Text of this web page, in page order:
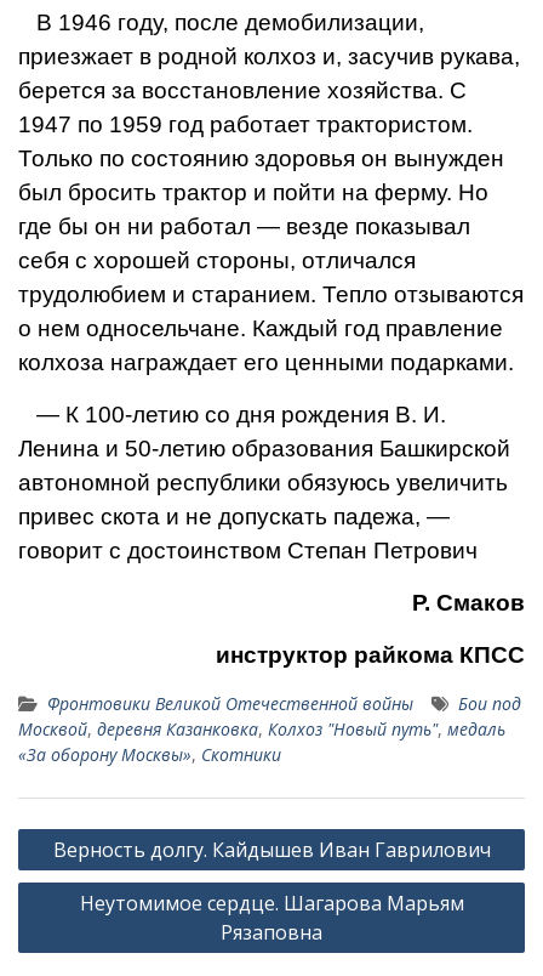
В 1946 году, после демобили­зации,
приезжает в родной кол­хоз и, засучив рукава,
берется за восстановление хозяйства. С
1947 по 1959 год работает трактористом.
Только по со­стоянию здоровья он вынужден
был бросить трактор и пойти на ферму. Но
где бы он ни рабо­тал — везде показывал
себя с хо­рошей стороны, отличался
трудолюбием и старанием. Теп­ло отзываются
о нем одно­сельчане. Каждый год правление
колхоза награждает его ценными подарками.
— К 100-летию со дня рож­дения В. И.
Ленина и 50-летию образования Башкирской
авто­номной республики обязуюсь увеличить
привес скота и не допускать падежа, —
говорит с достоинством Степан Петрович
Р. Смаков
инструктор райкома КПСС
Фронтовики Великой Отечественной войны
Бои под
Москвой, деревня Казанковка, Колхоз "Новый путь", медаль
«За оборону Москвы», Скотники
Навигация
по
записям
Верность долгу. Кайдышев Иван Гаврилович
Неутомимое сердце. Шагарова Марьям
Рязаповна